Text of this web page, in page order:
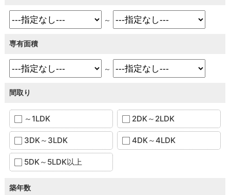
～
専有面積
～
間取り
～1LDK 2DK～2LDK
3DK～3LDK 4DK～4LDK
5DK～5LDK以上
築年数